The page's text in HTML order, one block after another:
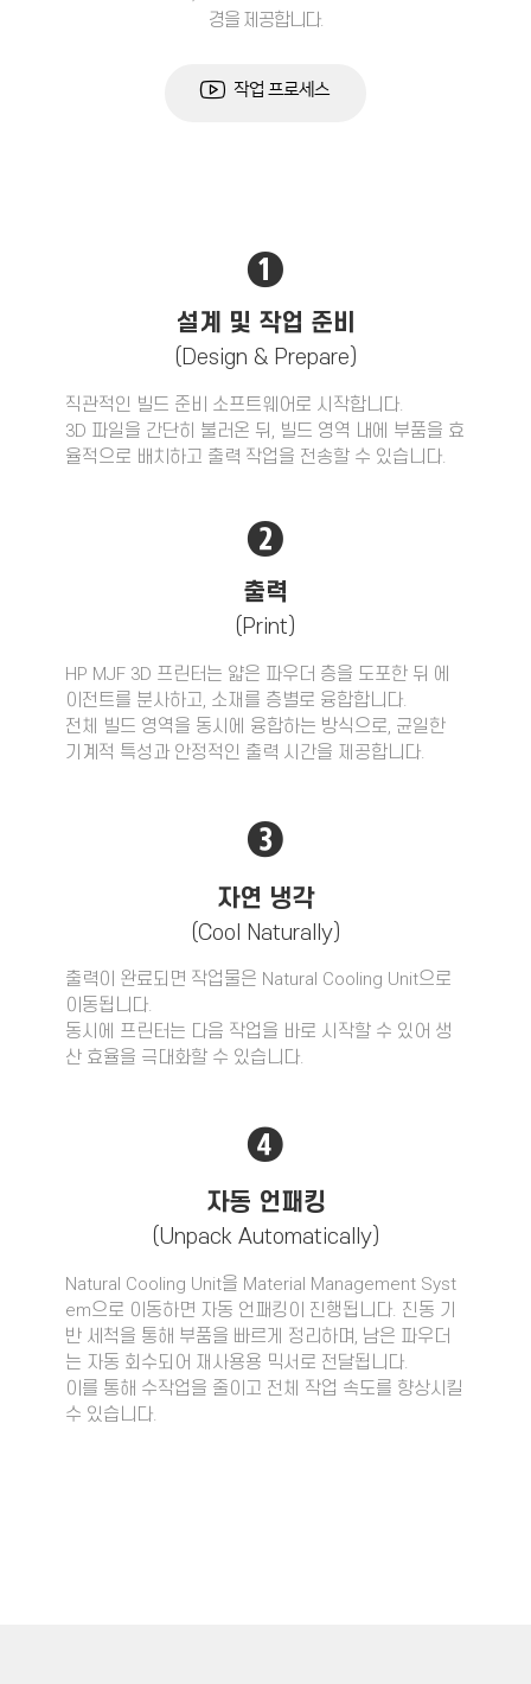
경을 제공합니다.
작업 프로세스
❶
설계 및 작업 준비
(Design & Prepare)
직관적인 빌드 준비 소프트웨어로 시작합니다.
3D 파일을 간단히 불러온 뒤, 빌드 영역 내에 부품을 효
율적으로 배치하고 출력 작업을 전송할 수 있습니다.
❷
출력
(Print)
HP MJF 3D 프린터는 얇은 파우더 층을 도포한 뒤 에
이전트를 분사하고, 소재를 층별로 융합합니다.
전체 빌드 영역을 동시에 융합하는 방식으로, 균일한
기계적 특성과 안정적인 출력 시간을 제공합니다.
❸
자연 냉각
(Cool Naturally)
출력이 완료되면 작업물은 Natural Cooling Unit으로
이동됩니다.
동시에 프린터는 다음 작업을 바로 시작할 수 있어 생
산 효율을 극대화할 수 있습니다.
❹
자동 언패킹
(Unpack Automatically)
Natural Cooling Unit을 Material Management Syst
em으로 이동하면 자동 언패킹이 진행됩니다. 진동 기
반 세척을 통해 부품을 빠르게 정리하며, 남은 파우더
는 자동 회수되어 재사용용 믹서로 전달됩니다.
이를 통해 수작업을 줄이고 전체 작업 속도를 향상시킬
수 있습니다.